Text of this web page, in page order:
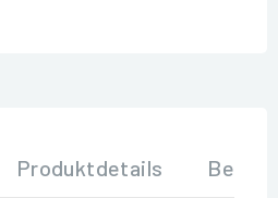
Produktdetails